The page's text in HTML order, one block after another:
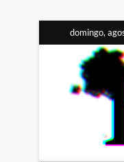
al
contenido
domingo,